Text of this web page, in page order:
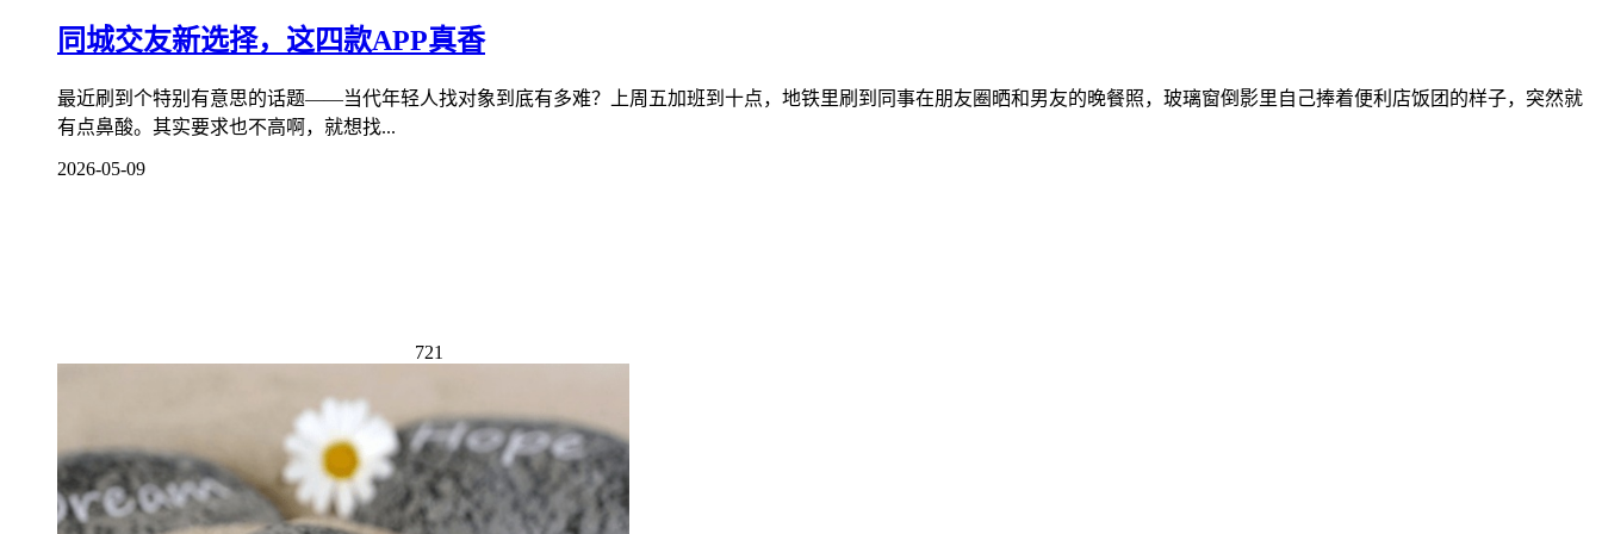
同城交友新选择，这四款APP真香
最近刷到个特别有意思的话题——当代年轻人找对象到底有多难？上周五加班到十点，地铁里刷到同事在朋友圈晒和男友的晚餐照，玻璃窗倒影里自己捧着便利店饭团的样子，突然就
有点鼻酸。其实要求也不高啊，就想找...
2026-05-09
721